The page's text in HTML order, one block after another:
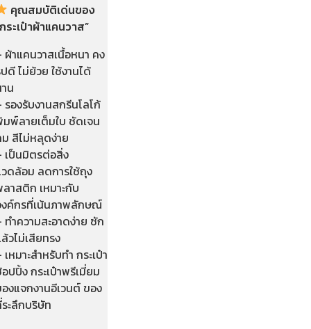
คุณสมบัติเด่นของ
ระเป๋าผ้าแคนวาส”
ผ้าแคนวาสเนื้อหนา คง
ดี ไม่ย้วย ใช้งานได้
น
รองรับงานสกรีนโลโก้
พ์ลายเต็มใบ ชัดเจน
สีไม่หลุดง่าย
เป็นมิตรต่อสิ่ง
ดล้อม ลดการใช้ถุง
าสติก เหมาะกับ
ค์กรที่เน้นภาพลักษณ์
ทำความสะอาดง่าย ซัก
วไม่เสียทรง
เหมาะสำหรับทำ กระเป๋า
ปปิ้ง กระเป๋าพรีเมี่ยม
งแจกงานอีเวนต์ ของ
ะลึกบริษัท